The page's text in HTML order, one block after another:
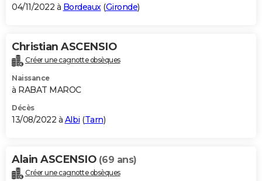
04/11/2022 à Bordeaux(Gironde)
Christian ASCENSIO
Créer une cagnotte obsèques
Naissance
à RABAT MAROC
Décès
13/08/2022 à Albi (Tarn)
Alain ASCENSIO (69 ans)
Créer une cagnotte obsèques